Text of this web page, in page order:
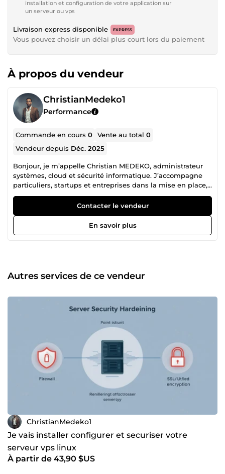
installation et configuration de votre application sur
un serveur ou vps
Livraison express disponible EXPRESS
Vous pouvez choisir un délai plus court lors du paiement
À propos du vendeur
ChristianMedeko1
Performance
Commande en cours0 Vente au total0
Vendeur depuis Déc. 2025
Bonjour, je m’appelle Christian MEDEKO, administrateur
systèmes, cloud et sécurité informatique. J’accompagne
particuliers, startups et entreprises dans la mise en place,
la configuration et la sécurisation de leurs infrastructures
informatiques afin d’assurer stabilité, performance et
protection face aux risques numériques. Titulaire d’une
Licence Professionnelle en Sécurité des Systèmes et
Réseaux Informatiques, j’interviens sur l’installation et la
administration systèmes et en sécurité me permet de
proposer des solutions fiables, adaptées aux besoins réels
d’administration de bases de données, ce qui me donne
les problèmes avant qu’ils n’impactent les utilisateurs ou
les services. Mon approche est professionnelle, claire et
orientée résultats. Je prends le temps de comprendre
chaque besoin afin de proposer des solutions efficaces,
évolutives et durables. Que ce soit pour un serveur, un
projet cloud, une assistance technique ou un besoin en
sécurité informatique, je reste disponible pour vous
accompagner avec sérieux et engagement. N’hésitez pas à
Contacter le vendeur
En savoir plus
Autres services de ce vendeur
ChristianMedeko1
Je vais installer configurer et securiser votre
serveur vps linux
À partir de 43,90 $US